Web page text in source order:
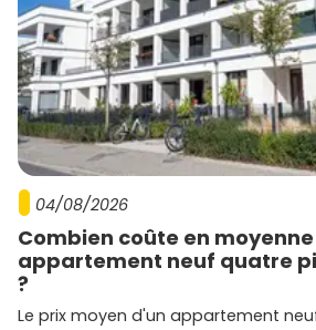
prix au m²avec les surfaces
jardin) et les annexes incluses (
Promoteurs actifs à
alentours
Tu trouveras des programmes
promoteurs
nationaux et
Alsace (Châtenois, Sélestat, Colmar) :
NexityetBouygues Immobilier :
résidences modernes, bonnes
énergétiques.
Kaufman & Broad etCogedim:
04/08/2026
Combien coûte en
appartement neuf quatre
?
Le prix moyen d'un appartement